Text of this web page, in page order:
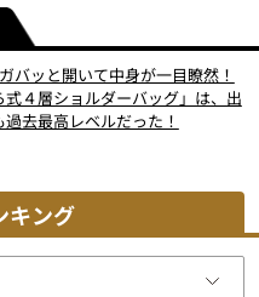
バッと開いて中身が一目瞭然！
４層ショルダーバッグ」は、出
去最高レベルだった！
キング